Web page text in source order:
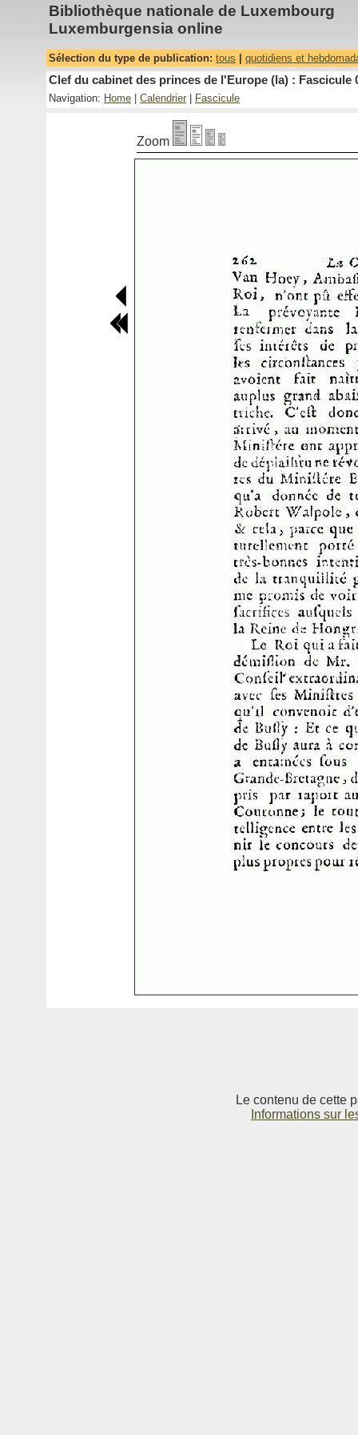
Bibliothèque nationale de Luxembourg
Luxemburgensia online
Sélection du type de publication: tous quotidiens et
Clef du cabinet des princes de l'Europe (la) : Fascicule
Navigation: Home Calendrier Fascicule
Zoom
Le contenu de cette
Informations sur